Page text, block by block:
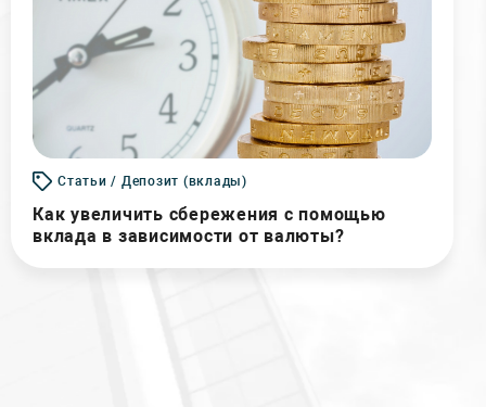
Статьи / Депозит (вклады)
Как увеличить сбережения с помощью
вклада в зависимости от валюты?